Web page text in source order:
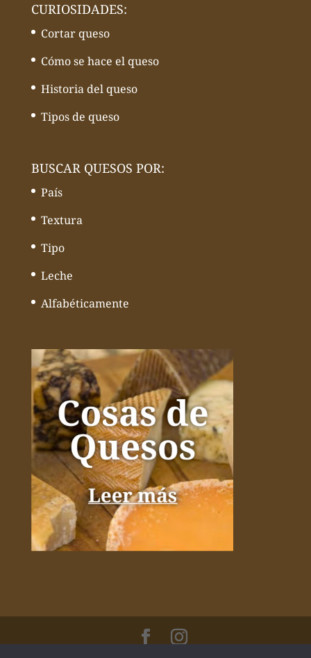
CURIOSIDADES:
Cortar queso
Cómo se hace el queso
Historia del queso
Tipos de queso
BUSCAR QUESOS POR:
País
Textura
Tipo
Leche
Alfabéticamente